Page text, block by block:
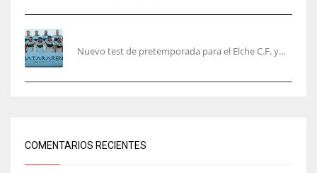
Nuevo test de pretemporada para el Elche C.F. y...
COMENTARIOS RECIENTES